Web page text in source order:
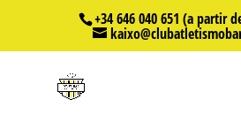
+34 646 040 651 (a partir